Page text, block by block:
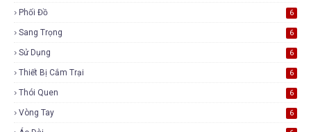
Phối Đồ 6
Sang Trọng 6
Sử Dụng 6
Thiết Bị Cắm Trại 6
Thói Quen 6
Vòng Tay 6